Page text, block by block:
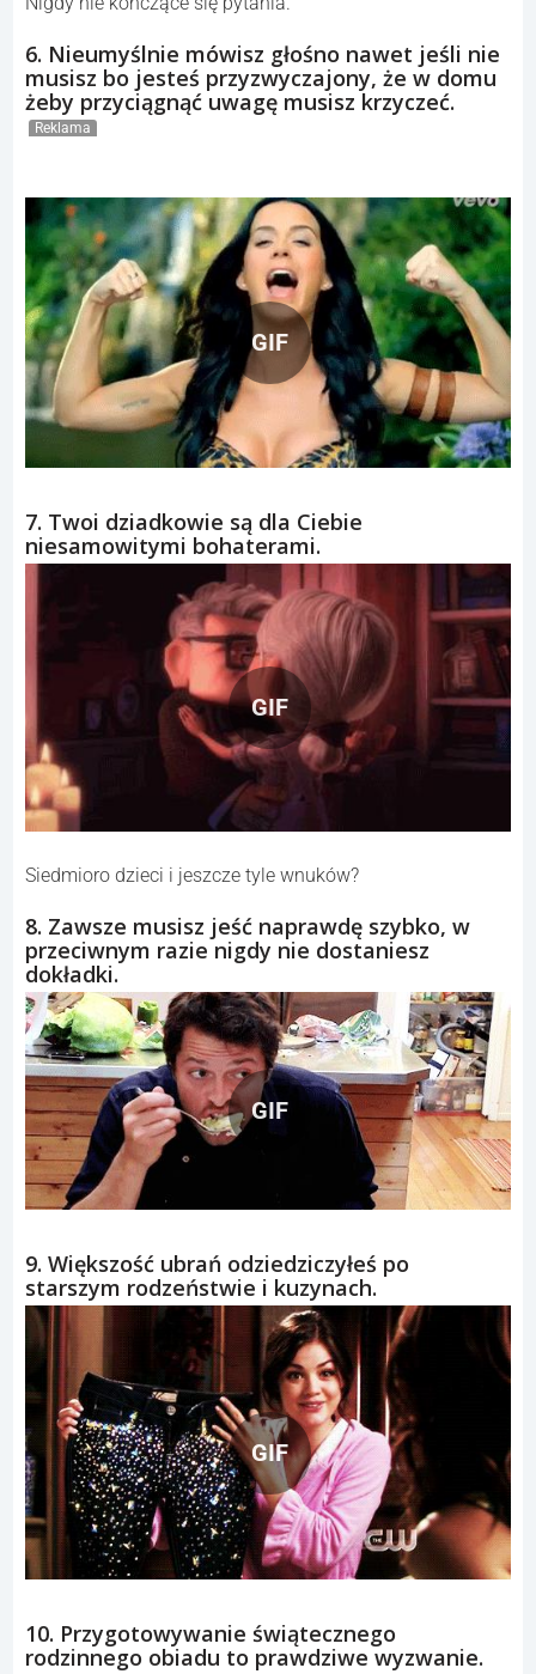
6. Nieumyślnie mówisz głośno nawet jeśli nie
musisz bo jesteś przyzwyczajony, że w domu
żeby przyciągnąć uwagę musisz krzyczeć.
Reklama
GIF
7. Twoi dziadkowie są dla Ciebie
niesamowitymi bohaterami.
GIF
Siedmioro dzieci i jeszcze tyle wnuków?
8. Zawsze musisz jeść naprawdę szybko, w
przeciwnym razie nigdy nie dostaniesz
dokładki.
GIF
9. Większość ubrań odziedziczyłeś po
starszym rodzeństwie i kuzynach.
GIF
10. Przygotowywanie świątecznego
rodzinnego obiadu to prawdziwe wyzwanie.